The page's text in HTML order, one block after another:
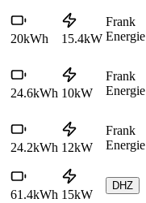
20kWh 15.4kW
Frank
Energie
24.6kWh 10kW
Frank
Energie
24.2kWh 12kW
Frank
Energie
61.4kWh 15kW
DHZ